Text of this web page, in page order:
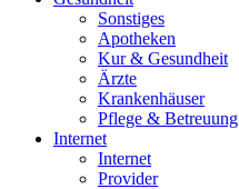
Sonstiges
Apotheken
Kur & Gesundheit
Ärzte
Krankenhäuser
Pflege & Betreuung
Internet
Internet
Provider